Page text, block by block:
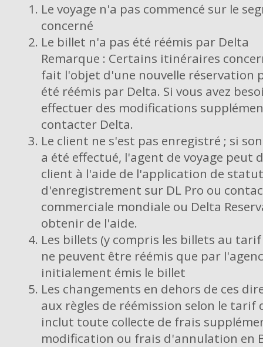
Le voyage n'a pas commencé sur le
concerné
Le billet n'a pas été réémis par Delta
Remarque : Certains itinéraires
fait l'objet d'une nouvelle réservation
été réémis par Delta. Si vous avez
effectuer des modifications
contacter Delta.
Le client ne s'est pas enregistré ; si
a été effectué, l'agent de voyage peut
client à l'aide de l'application de statut
d'enregistrement sur DL Pro ou
commerciale mondiale ou Delta
obtenir de l'aide.
Les billets (y compris les billets au
ne peuvent être réémis que par
initialement émis le billet
Les changements en dehors de ces
aux règles de réémission selon le tarif
inclut toute collecte de frais
modification ou frais d'annulation en